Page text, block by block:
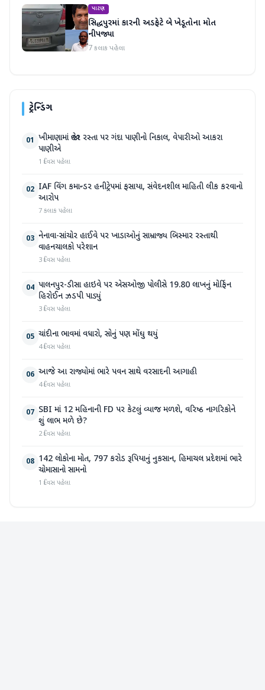
પાટણ
સિદ્ધપુરમાં કારની અડફેટે બે ખેડૂતોના મોત
નીપજ્યા
7 કલાક પહેલા
ટ્રેન્ડિંગ
01 ખીમાણામાં જાહેર રસ્તા પર ગંદા પાણીનો નિકાલ, વેપારીઓ આકરા
પાણીએ
1 દિવસ પહેલા
02 IAF વિંગ કમાન્ડર હનીટ્રેપમાં ફસાયા, સંવેદનશીલ માહિતી લીક કરવાનો
આરોપ
7 કલાક પહેલા
03 નેનાવા-સાંચોર હાઈવે પર ખાડાઓનું સામ્રાજ્ય બિસ્માર રસ્તાથી
વાહનચાલકો પરેશાન
3 દિવસ પહેલા
04 પાલનપુર-ડીસા હાઇવે પર એસઓજી પોલીસે 19.80 લાખનું મોર્ફિન
હિરોઈન ઝડપી પાડ્યું
3 દિવસ પહેલા
05 ચાંદીના ભાવમાં વધારો, સોનું પણ મોંઘુ થયું
4 દિવસ પહેલા
06 આજે આ રાજ્યોમાં ભારે પવન સાથે વરસાદની આગાહી
4 દિવસ પહેલા
07 SBI માં 12 મહિનાની FD પર કેટલું વ્યાજ મળશે, વરિષ્ઠ નાગરિકોને
શું લાભ મળે છે?
2 દિવસ પહેલા
08 142 લોકોના મોત, 797 કરોડ રૂપિયાનું નુકસાન, હિમાચલ પ્રદેશમાં ભારે
ચોમાસાનો સામનો
1 દિવસ પહેલા